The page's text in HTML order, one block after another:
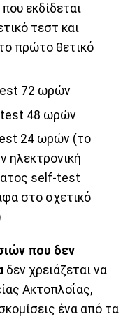
εκδίδεται
τεστ και
πρώτο θετικό
72 ωρών
test 48 ωρών
24 ωρών (το
ηλεκτρονική
self-test
στο σχετικό
που δεν
δεν χρειάζεται να
Ακτοπλοΐας,
ένα από τα